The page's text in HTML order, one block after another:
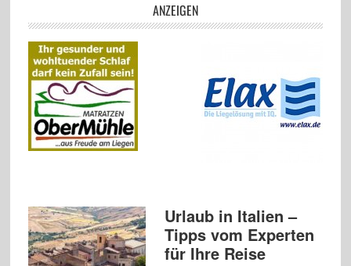
ANZEIGEN
Urlaub in Italien –
Tipps vom Experten
für Ihre Reise